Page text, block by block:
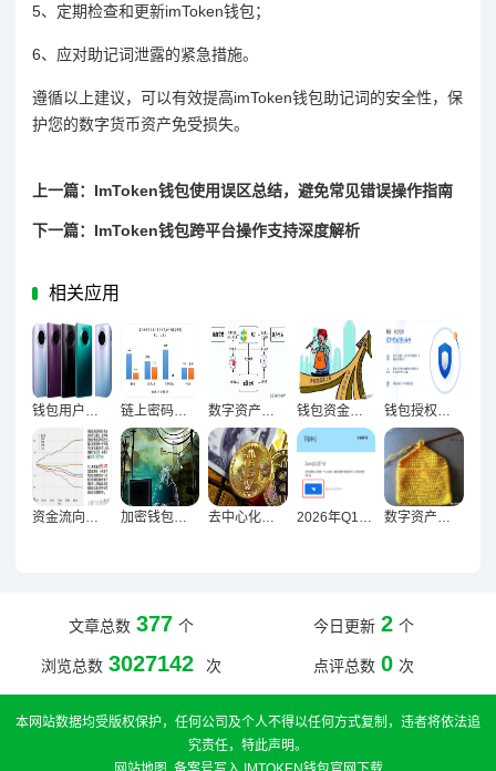
5、定期检查和更新imToken钱包；
6、应对助记词泄露的紧急措施。
遵循以上建议，可以有效提高imToken钱包助记词的安全性，保
护您的数字货币资产免受损失。
上一篇：ImToken钱包使用误区总结，避免常见错误操作指南
下一篇：ImToken钱包跨平台操作支持深度解析
相关应用
链上密码与钱包行为变迁，投资者策略进化图谱解码 钱包资金回流促市场反弹 揭示投资新机遇信号
资金流向晴雨表，钱包动向解码市场情绪微变 加密钱包下载量激增引爆新用户涌入潮，加密市场掀起财富新浪潮 去中心化钱包交易量激增超越传统平台，趋势解析与未来展望 2026年Q1虚拟币钱包用户激增37% 行业拐点疑云浮现 数字资产管理从零入门，钱包全套操作终极教程
文章总数 377 个 今日更新 2 个
浏览总数 3027142 次 点评总数 0 次
本网站数据均受版权保护，任何公司及个人不得以任何方式复制，违者将依法追
究责任，特此声明。